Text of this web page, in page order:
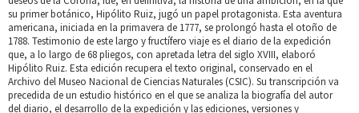
su primer botánico, Hipólito Ruiz, jugó un papel protagonista. Esta aventura
americana, iniciada en la primavera de 1777, se prolongó hasta el otoño de
1788. Testimonio de este largo y fructífero viaje es el diario de la expedición
que, a lo largo de 68 pliegos, con apretada letra del siglo XVIII, elaboró
Hipólito Ruiz. Esta edición recupera el texto original, conservado en el
Archivo del Museo Nacional de Ciencias Naturales (CSIC). Su transcripción va
precedida de un estudio histórico en el que se analiza la biografía del autor
del diario, el desarrollo de la expedición y las ediciones, versiones y